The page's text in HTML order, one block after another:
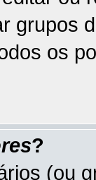
grupos
os
?
(ou